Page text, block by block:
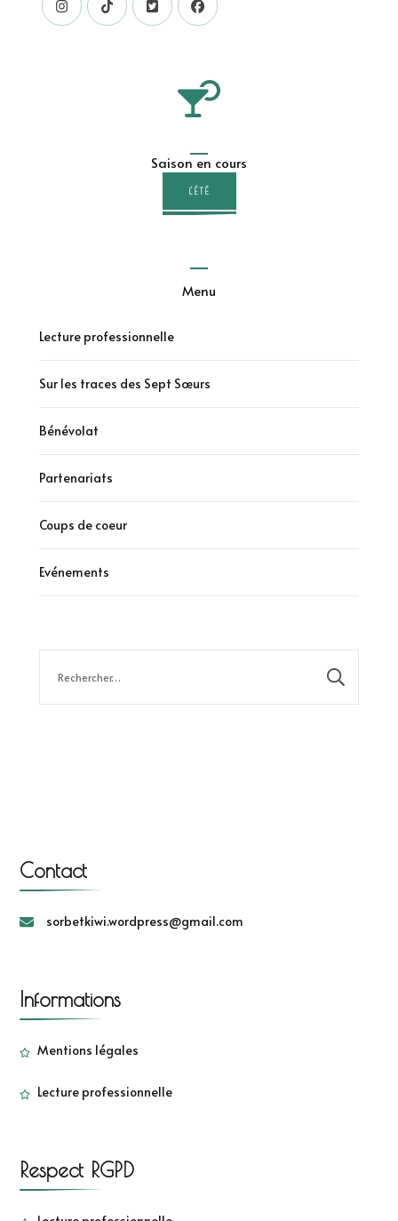
Saison en cours
L'ÉTÉ
Menu
Lecture professionnelle
Sur les traces des Sept Sœurs
Bénévolat
Partenariats
Coups de coeur
Evénements
Contact
sorbetkiwi.wordpress@gmail.com
Informations
Mentions légales
Lecture professionnelle
Respect RGPD